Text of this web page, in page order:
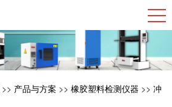
>> 产品与方案 >> 橡胶塑料检测仪器 >> 冲